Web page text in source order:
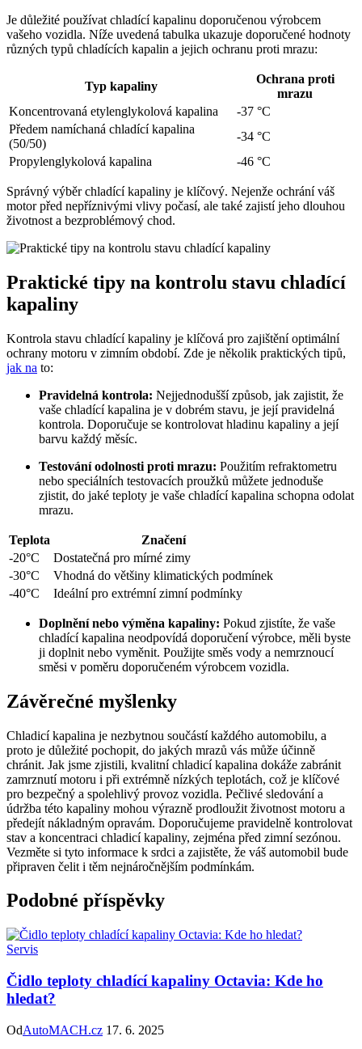
Je důležité používat chladící kapalinu doporučenou výrobcem
vašeho vozidla. Níže uvedená tabulka ukazuje doporučené hodnoty
různých typů chladících kapalin a jejich ochranu proti mrazu:
Typ kapaliny
Ochrana proti
mrazu
Koncentrovaná etylenglykolová kapalina
-37 °C
Předem namíchaná chladící kapalina
(50/50)
-34 °C
Propylenglykolová kapalina
-46 °C
Správný výběr chladící kapaliny je klíčový. Nejenže ochrání váš
motor před nepříznivými vlivy počasí, ale také zajistí jeho dlouhou
životnost a bezproblémový chod.
Praktické tipy na kontrolu stavu chladící
kapaliny
Kontrola stavu chladící kapaliny je klíčová pro zajištění optimální
ochrany motoru v zimním období. Zde je několik praktických tipů,
jak na to:
Pravidelná kontrola: Nejjednodušší způsob, jak zajistit, že
vaše chladící kapalina je v dobrém stavu, je její pravidelná
kontrola. Doporučuje se kontrolovat hladinu kapaliny a její
barvu každý měsíc.
Testování odolnosti proti mrazu: Použitím refraktometru
nebo speciálních testovacích proužků můžete jednoduše
zjistit, do jaké teploty je vaše chladící kapalina schopna odolat
mrazu.
Teplota
Značení
-20°C
Dostatečná pro mírné zimy
-30°C
Vhodná do většiny klimatických podmínek
-40°C
Ideální pro extrémní zimní podmínky
Doplnění nebo výměna kapaliny: Pokud zjistíte, že vaše
chladící kapalina neodpovídá doporučení výrobce, měli byste
ji doplnit nebo vyměnit. Použijte směs vody a nemrznoucí
směsi v poměru doporučeném výrobcem vozidla.
Závěrečné myšlenky
Chladicí kapalina je nezbytnou součástí každého automobilu, a
proto je důležité pochopit, do jakých mrazů vás může účinně
chránit. Jak jsme zjistili, kvalitní chladicí kapalina dokáže zabránit
zamrznutí motoru i při extrémně nízkých teplotách, což je klíčové
pro bezpečný a spolehlivý provoz vozidla. Pečlivé sledování a
údržba této kapaliny mohou výrazně prodloužit životnost motoru a
předejít nákladným opravám. Doporučujeme pravidelně kontrolovat
stav a koncentraci chladicí kapaliny, zejména před zimní sezónou.
Vezměte si tyto informace k srdci a zajistěte, že váš automobil bude
připraven čelit i těm nejnáročnějším podmínkám.
Podobné příspěvky
Servis
Čidlo teploty chladící kapaliny Octavia: Kde ho
hledat?
OdAutoMACH.cz 17. 6. 2025